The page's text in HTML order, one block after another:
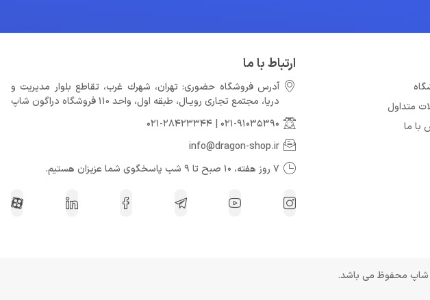
متداول
با ما
ارتباط با ما
آدرس فروشگاه حضوری: تهران، شهرك غرب، تقاطع بلوار مدیریت و
دريا، مجتمع تجارى رويـال، طبقه اول، واحد 110 فروشگاه دراگون شاپ
021-91035390
021-28423344
info@dragon-shop.ir
7 روز هفته، 10 صبح تا 9 شب پاسخگوی شما عزیزان هستیم.
شاپ محفوظ می باشد.